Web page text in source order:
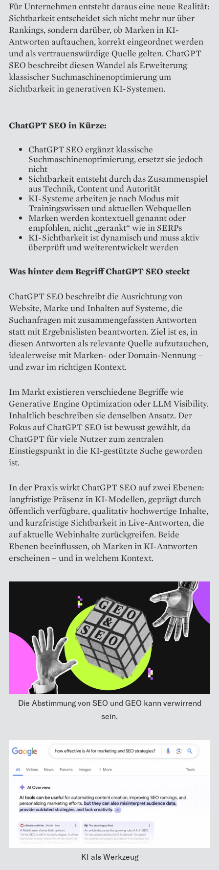
Für Unternehmen entsteht daraus eine neue Realität:
Sichtbarkeit entscheidet sich nicht mehr nur über
Rankings, sondern darüber, ob Marken in KI-
Antworten auftauchen, korrekt eingeordnet werden
und als vertrauenswürdige Quelle gelten. ChatGPT
SEO beschreibt diesen Wandel als Erweiterung
klassischer Suchmaschinenoptimierung um
Sichtbarkeit in generativen KI-Systemen.
ChatGPT SEO in Kürze:
ChatGPT SEO ergänzt klassische
Suchmaschinenoptimierung, ersetzt sie jedoch
nicht
Sichtbarkeit entsteht durch das Zusammenspiel
aus Technik, Content und Autorität
KI-Systeme arbeiten je nach Modus mit
Trainingswissen und aktuellen Webquellen
Marken werden kontextuell genannt oder
empfohlen, nicht „gerankt“ wie in SERPs
KI-Sichtbarkeit ist dynamisch und muss aktiv
überprüft und weiterentwickelt werden
Was hinter dem Begriff ChatGPT SEO steckt
ChatGPT SEO beschreibt die Ausrichtung von
Website, Marke und Inhalten auf Systeme, die
Suchanfragen mit zusammengefassten Antworten
statt mit Ergebnislisten beantworten. Ziel ist es, in
diesen Antworten als relevante Quelle aufzutauchen,
idealerweise mit Marken- oder Domain-Nennung –
und zwar im richtigen Kontext.
Im Markt existieren verschiedene Begriffe wie
Generative Engine Optimization oder LLM Visibility.
Inhaltlich beschreiben sie denselben Ansatz. Der
Fokus auf ChatGPT SEO ist bewusst gewählt, da
ChatGPT für viele Nutzer zum zentralen
Einstiegspunkt in die KI-gestützte Suche geworden
ist.
In der Praxis wirkt ChatGPT SEO auf zwei Ebenen:
langfristige Präsenz in KI-Modellen, geprägt durch
öffentlich verfügbare, qualitativ hochwertige Inhalte,
und kurzfristige Sichtbarkeit in Live-Antworten, die
auf aktuelle Webinhalte zurückgreifen. Beide
Ebenen beeinflussen, ob Marken in KI-Antworten
erscheinen – und in welchem Kontext.
Die Abstimmung von SEO und GEO kann verwirrend
sein.
KI als Werkzeug